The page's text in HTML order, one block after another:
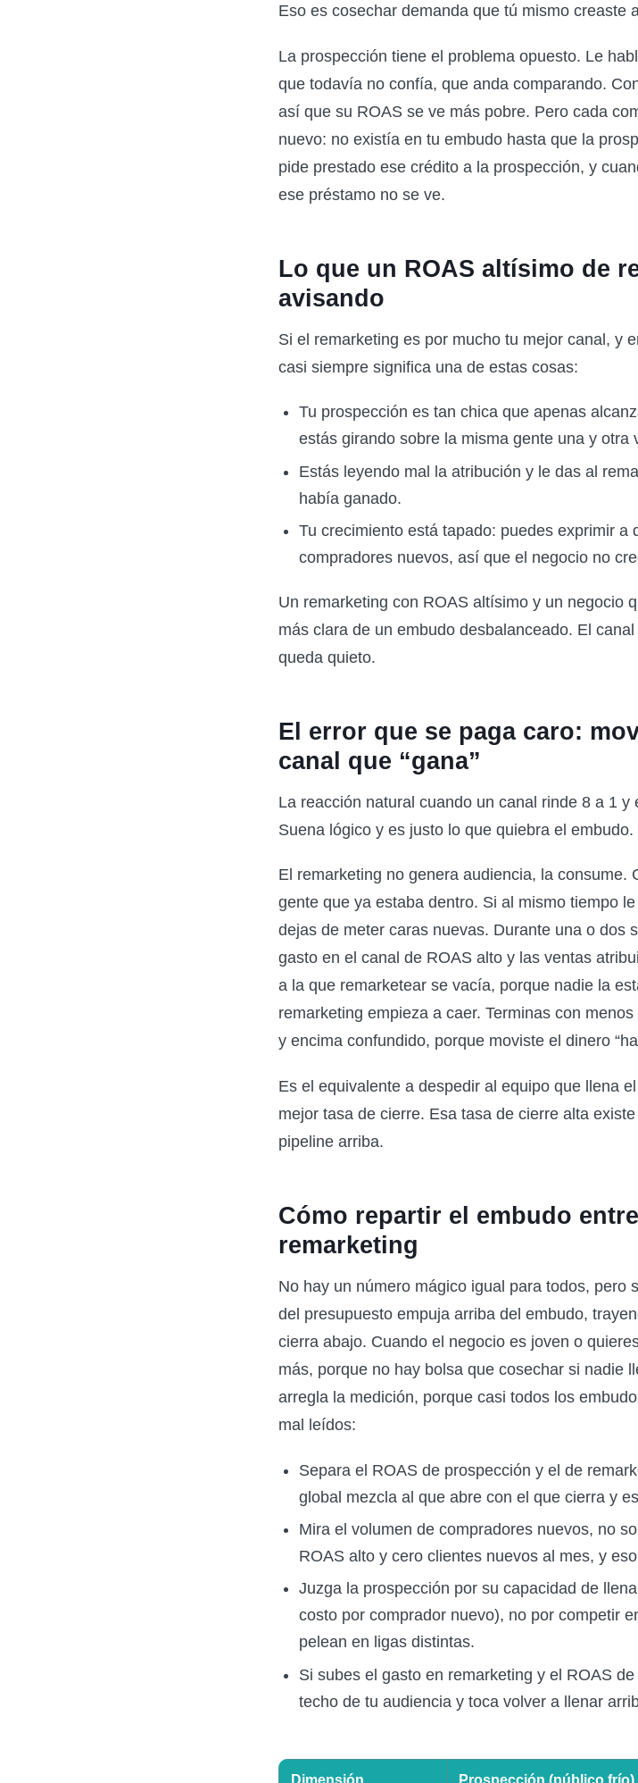
Eso es cosechar demanda que tú mismo creaste
La prospección tiene el problema opuesto. Le
que todavía no confía, que anda comparando.
así que su ROAS se ve más pobre. Pero cada
nuevo: no existía en tu embudo hasta que la
pide prestado ese crédito a la prospección, y
ese préstamo no se ve.
Lo que un ROAS altísimo de
avisando
Si el remarketing es por mucho tu mejor canal, y
casi siempre significa una de estas cosas:
Tu prospección es tan chica que apenas
estás girando sobre la misma gente una y otra
Estás leyendo mal la atribución y le das al
había ganado.
Tu crecimiento está tapado: puedes exprimir a
compradores nuevos, así que el negocio no
Un remarketing con ROAS altísimo y un negocio
más clara de un embudo desbalanceado. El
queda quieto.
El error que se paga caro:
canal que “gana”
La reacción natural cuando un canal rinde 8 a 1
Suena lógico y es justo lo que quiebra el embudo.
El remarketing no genera audiencia, la consume.
gente que ya estaba dentro. Si al mismo tiempo
dejas de meter caras nuevas. Durante una o dos
gasto en el canal de ROAS alto y las ventas
a la que remarketear se vacía, porque nadie la
remarketing empieza a caer. Terminas con
y encima confundido, porque moviste el dinero
Es el equivalente a despedir al equipo que llena
mejor tasa de cierre. Esa tasa de cierre alta
pipeline arriba.
Cómo repartir el embudo
remarketing
No hay un número mágico igual para todos, pero
del presupuesto empuja arriba del embudo,
cierra abajo. Cuando el negocio es joven o
más, porque no hay bolsa que cosechar si nadie
arregla la medición, porque casi todos los
mal leídos:
Separa el ROAS de prospección y el de
global mezcla al que abre con el que cierra y
Mira el volumen de compradores nuevos, no
ROAS alto y cero clientes nuevos al mes, y
Juzga la prospección por su capacidad de
costo por comprador nuevo), no por competir
pelean en ligas distintas.
Si subes el gasto en remarketing y el ROAS
techo de tu audiencia y toca volver a llenar